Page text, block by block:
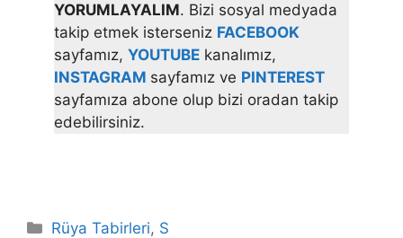
YORUMLAYALIM. Bizi sosyal medyada
takip etmek isterseniz FACEBOOK
sayfamız, YOUTUBE kanalımız,
INSTAGRAM sayfamız ve PINTEREST
sayfamıza abone olup bizi oradan takip
edebilirsiniz.
Kategoriler
Rüya Tabirleri, S